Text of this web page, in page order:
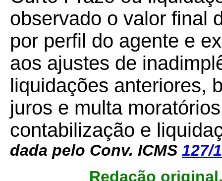
observado o valor final
por perfil do agente e
aos ajustes de
liquidações anteriores,
juros e multa
contabilização e
dada pelo Conv. ICMS 127/
Redação